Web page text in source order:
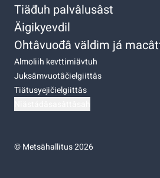
Tiäđuh palvâlusâst
Äigikyevdil
Ohtâvuođâ väldim já
Almoliih kevttimiävtuh
Juksâmvuotâčielgiittâs
Tiätusyejičielgiittâs
©Metsähallitus 2026